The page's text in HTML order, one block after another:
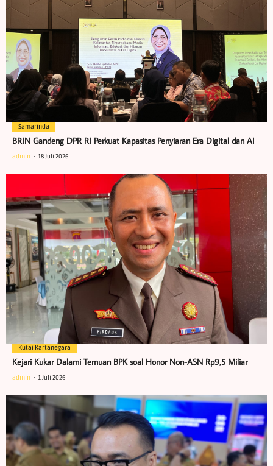
Samarinda
BRIN Gandeng DPR RI Perkuat Kapasitas Penyiaran Era Digital dan AI
admin 18 Juli 2026
Kutai Kartanegara
Kejari Kukar Dalami Temuan BPK soal Honor Non-ASN Rp9,5 Miliar
admin 1 Juli 2026